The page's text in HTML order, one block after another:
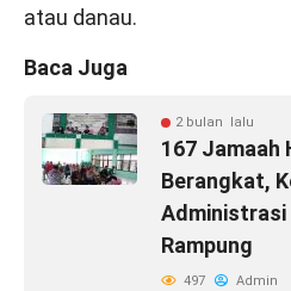
atau danau.
Baca Juga
2 bulan lalu
167 Jamaah
Berangkat,
Administrasi
Rampung
497 Admin